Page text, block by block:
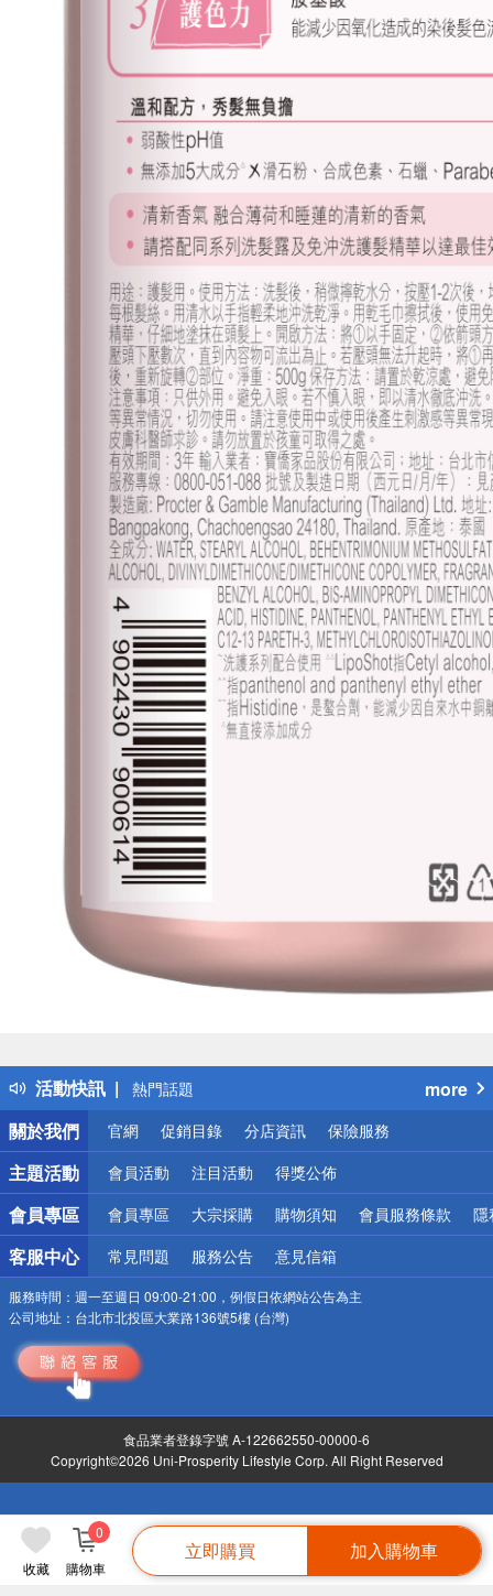
收藏 購物車
0
立即購買 加入購物車
活動快訊
偏遠地區配送
熱門話題
銀行優惠
偏遠地區配送
詐騙網頁！請小心！
more
關於我們
官網 促銷目錄 分店資訊 保險服務
主題活動 會員活動 注目活動 得獎公佈
會員專區 會員專區 大宗採購 購物須知 會員服務條款 隱
客服中心 常見問題 服務公告 意見信箱
服務時間： 週一至週日 09:00-21:00，例假日依網站公告為主
公司地址： 台北市北投區大業路136號5樓 (台灣)
食品業者登錄字號 A-122662550-00000-6
Copyright©2026 Uni-Prosperity Lifestyle Corp. All Right Reserved